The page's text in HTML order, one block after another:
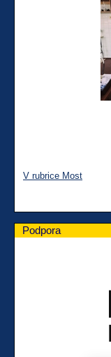
V rubrice Most
Podpora